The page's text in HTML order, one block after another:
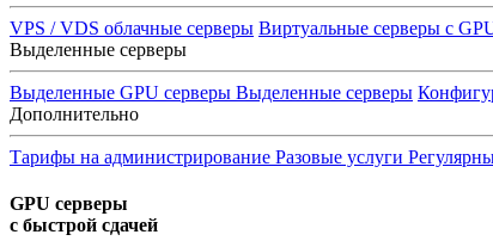
VPS / VDS облачные серверы Виртуальные серверы с
Выделенные серверы
Выделенные GPU серверы Выделенные серверы
Дополнительно
Тарифы на администрирование Разовые услуги
GPU серверы
с быстрой сдачей